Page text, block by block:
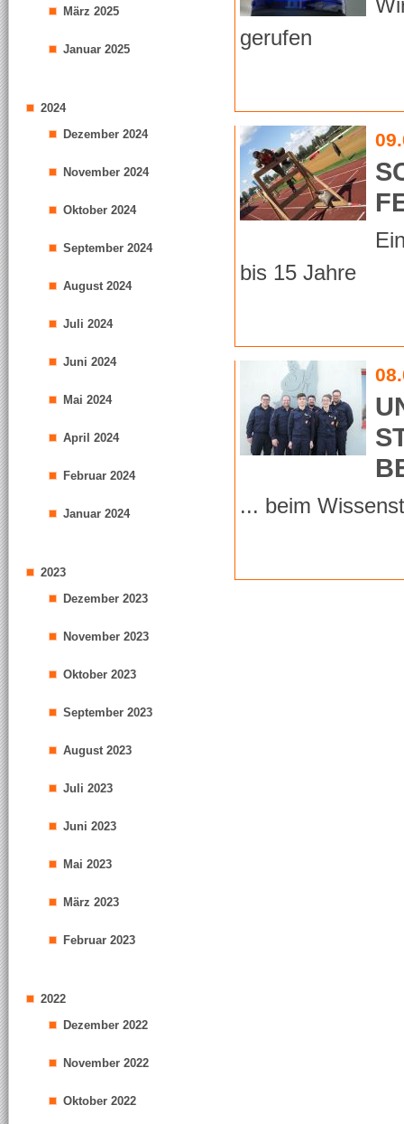
März 2025
Januar 2025
2024
Dezember 2024
November 2024
Oktober 2024
September 2024
August 2024
Juli 2024
Juni 2024
Mai 2024
April 2024
Februar 2024
Januar 2024
2023
Dezember 2023
November 2023
Oktober 2023
September 2023
August 2023
Juli 2023
Juni 2023
Mai 2023
März 2023
Februar 2023
2022
Dezember 2022
November 2022
Oktober 2022
gerufen
bis 15 Jahre
... beim